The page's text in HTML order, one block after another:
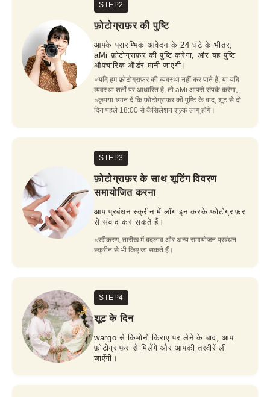
STEP2
फ़ोटोग्राफ़र की पुष्टि
आपके प्रारम्भिक आवेदन के 24 घंटे के भीतर,
aMi फ़ोटोग्राफ़र की पुष्टि करेगा, और यह पुष्टि
औपचारिक ऑर्डर मानी जाएगी।
※यदि हम फ़ोटोग्राफ़र की व्यवस्था नहीं कर पाते हैं, या यदि
व्यवस्था शर्तों पर आधारित है, तो aMi आपसे संपर्क करेगा。
※कृपया ध्यान दें कि फ़ोटोग्राफ़र की पुष्टि के बाद, शूट से दो
दिन पहले 18:00 से कैंसिलेशन शुल्क लागू होंगे।
STEP3
फ़ोटोग्राफ़र के साथ शूटिंग विवरण
समायोजित करना
आप प्रबंधन स्क्रीन में लॉग इन करके फ़ोटोग्राफ़र
से संवाद कर सकते हैं।
※रद्दीकरण, तारीख में बदलाव और अन्य समायोजन प्रबंधन
स्क्रीन से भी किए जा सकते हैं।
STEP4
शूट के दिन
wargo से किमोनो किराए पर लेने के बाद, आप
फ़ोटोग्राफ़र से मिलेंगे और आपकी तस्वीरें ली
जाएँगी।